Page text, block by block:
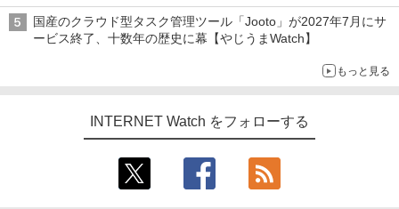
水理史の「イニシャルB」チャンネル】
国産のクラウド型タスク管理ツール「Jooto」が2027年7月にサ
ービス終了、十数年の歴史に幕【やじうまWatch】
もっと見る
INTERNET Watch をフォローする